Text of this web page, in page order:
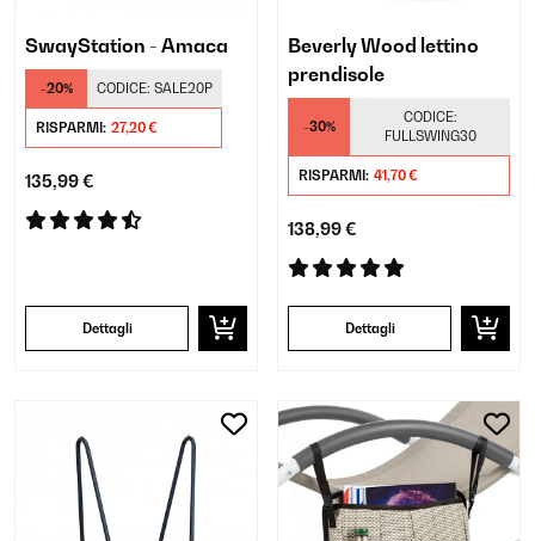
SwayStation - Amaca
-20% CODICE: SALE20P
RISPARMI: 27,20 €
135,99 €
Dettagli
Beverly Wood lettino
prendisole
-30%
CODICE:
FULLSWING30
RISPARMI: 41,70 €
138,99 €
Dettagli